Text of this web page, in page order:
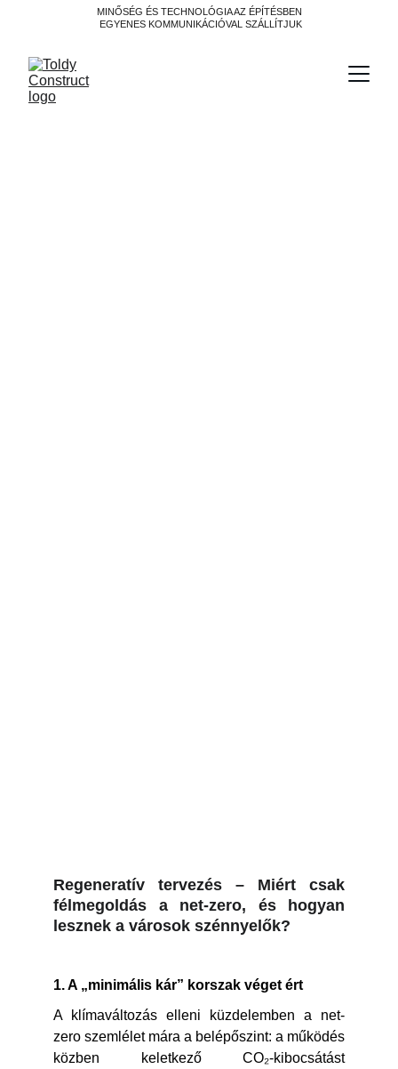
MINŐSÉG ÉS TECHNOLÓGIA AZ ÉPÍTÉSBEN
EGYENES KOMMUNIKÁCIÓVAL SZÁLLÍTJUK
Regeneratív tervezés – Miért csak
félmegoldás a net-zero, és hogyan
lesznek a városok szénnyelők?
1. A „minimális kár” korszak véget ért
A klímaváltozás elleni küzdelemben a net-
zero szemlélet mára a belépőszint: a működés
közben keletkező CO₂-kibocsátást